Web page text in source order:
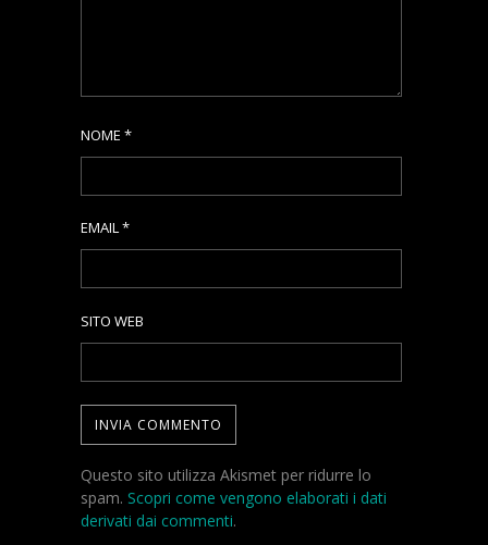
NOME *
EMAIL*
SITO WEB
Questo sito utilizza Akismet per ridurre lo
spam. Scopri come vengono elaborati i dati
derivati dai commenti.